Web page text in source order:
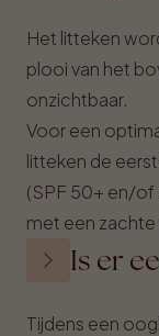
Het litteken
plooi van het
onzichtbaar.
Voor een
litteken de
(SPF 50+ en/of
met een
Is er
Tijdens een